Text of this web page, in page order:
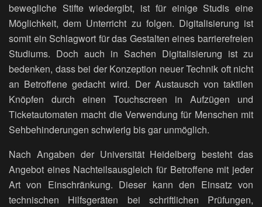
bewegliche Stifte wiedergibt, ist für einige Studis eine
Möglichkeit, dem Unterricht zu folgen. Digitalisierung ist
somit ein Schlagwort für das Gestalten eines barrierefreien
Studiums. Doch auch in Sachen Digitalisierung ist zu
bedenken, dass bei der Konzeption neuer Technik oft nicht
an Betroffene gedacht wird. Der Austausch von taktilen
Knöpfen durch einen Touchscreen in Aufzügen und
Ticketautomaten macht die Verwendung für Menschen mit
Sehbehinderungen schwierig bis gar unmöglich.
Nach Angaben der Universität Heidelberg besteht das
Angebot eines Nachteilsausgleich für Betroffene mit jeder
Art von Einschränkung. Dieser kann den Einsatz von
technischen Hilfsgeräten bei schriftlichen Prüfungen,